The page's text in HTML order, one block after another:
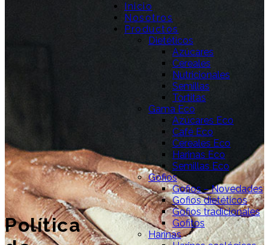
Inicio
Nosotros
Productos
Dietéticos
Azúcares
Cereales
Nutricionales
Semillas
Tortitas
Gama Eco
Azúcares Eco
Café Eco
Cereales Eco
Harinas Eco
Semillas Eco
Gofios
Gofios – Novedades
Gofios dietéticos
Gofios tradicionales
Gofitos
Harinas
Política